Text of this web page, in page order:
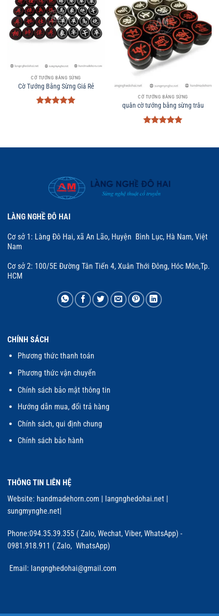
CỜ TƯỚNG BẰNG SỪNG
Cờ Tướng Bằng Sừng Giá Rẻ
CỜ TƯỚNG BẰNG SỪNG
quân cờ tướng bằng sừng trâu
sao
LÀNG NGHỀ ĐÔ HAI
Cơ sở 1: Làng Đô Hai, xã An Lão, Huyện Bình Lục, Hà Nam, Việt
Nam
Cơ sở 2: 100/5E Đường Tân Tiến 4, Xuân Thới Đông, Hóc Môn,Tp.
HCM
CHÍNH SÁCH
Phương thức thanh toán
Phương thức vận chuyển
Chính sách bảo mật thông tin
Hướng dẫn mua, đổi trả hàng
Chính sách, qui định chung
Chính sách bảo hành
THÔNG TIN LIÊN HỆ
Website: handmadehorn.com | langnghedohai.net |
sungmynghe.net|
Phone:094.35.39.355 ( Zalo, Wechat, Viber, WhatsApp) -
0981.918.911 ( Zalo, WhatsApp)
Email: langnghedohai@gmail.com